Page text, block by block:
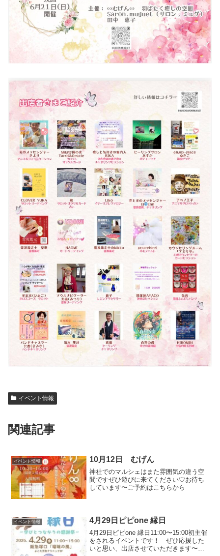
イベント情報
関連記事
イベント情報 10月12日 むげん
神社でのマルシェはまた雰囲気の違う空
間ですぜひ遊びに来てください♡お待ち
しています〜ご予約はこちらから
イベント情報 4月29日ピピone 縁日
4月29日ピピone 縁日11:00〜15:00初主催
をされるイベントです！ ぜひ応援した
いと思い、出店させていただきます〜皆